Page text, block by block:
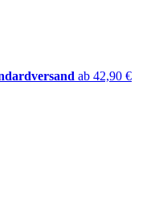
ab 42,90 €